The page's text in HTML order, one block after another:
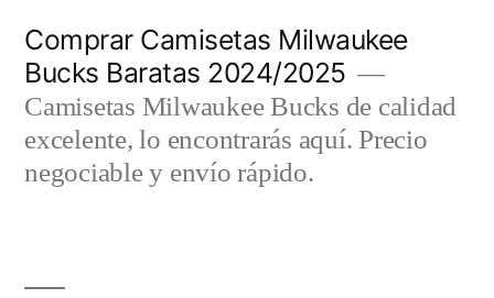
contenido
Comprar Camisetas Milwaukee
Bucks Baratas 2024/2025
Camisetas Milwaukee Bucks de calidad
excelente, lo encontrarás aquí. Precio
negociable y envío rápido.